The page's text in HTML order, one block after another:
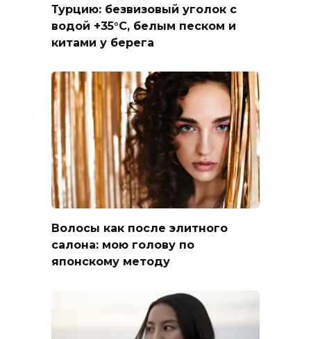
Турцию: безвизовый уголок с
водой +35°C, белым песком и
китами у берега
Волосы как после элитного
салона: мою голову по
японскому методу